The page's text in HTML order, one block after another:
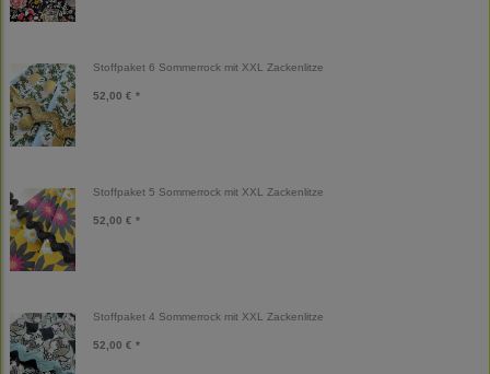
Stoffpaket 6 Sommerrock mit XXL Zackenlitze
52,00 € *
Stoffpaket 5 Sommerrock mit XXL Zackenlitze
52,00 € *
Stoffpaket 4 Sommerrock mit XXL Zackenlitze
52,00 € *